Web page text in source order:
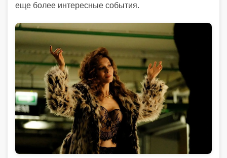
еще более интересные события.